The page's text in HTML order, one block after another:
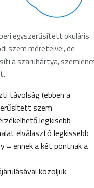
egyszerűsített okuláris
szem méreteivel, de
a szaruhártya,
távolság (ebben a
szem
legkisebb
elválasztó legkissebb
ennek a két pontnak a
közöljük